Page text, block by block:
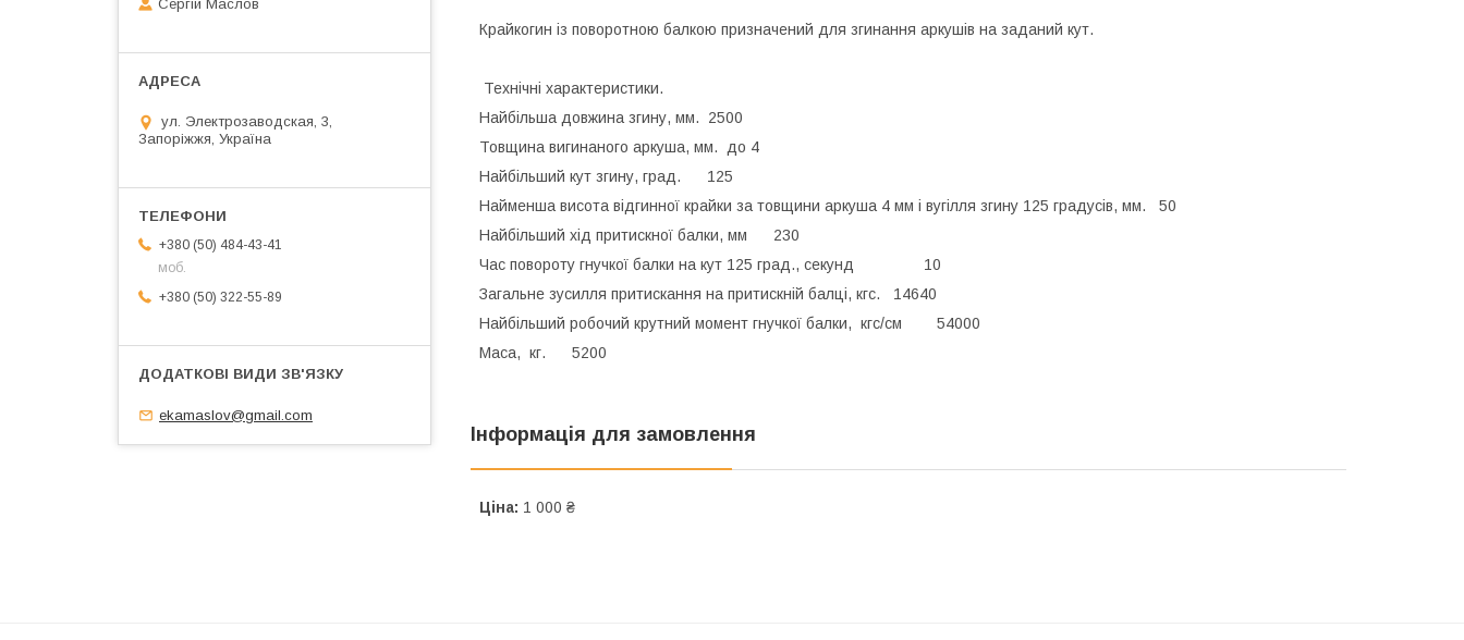
Крайкогин із поворотною балкою призначений для згинання аркушів на заданий кут.
Технічні характеристики.
Найбільша довжина згину, мм. 2500
Товщина вигинаного аркуша, мм. до 4
Найбільший кут згину, град. 125
Найменша висота відгинної крайки за товщини аркуша 4 мм і вугілля згину 125 градусів, мм. 50
Найбільший хід притискної балки, мм 230
Час повороту гнучкої балки на кут 125 град., секунд 10
Загальне зусилля притискання на притискній балці, кгс. 14640
Найбільший робочий крутний момент гнучкої балки, кгс/см 54000
Маса, кг. 5200
Інформація для замовлення
Ціна: 1 000 ₴
Сергій Маслов
ул. Электрозаводская, 3,
Запоріжжя, Україна
+380 (50) 484-43-41
моб.
+380 (50) 322-55-89
ekamaslov@gmail.com